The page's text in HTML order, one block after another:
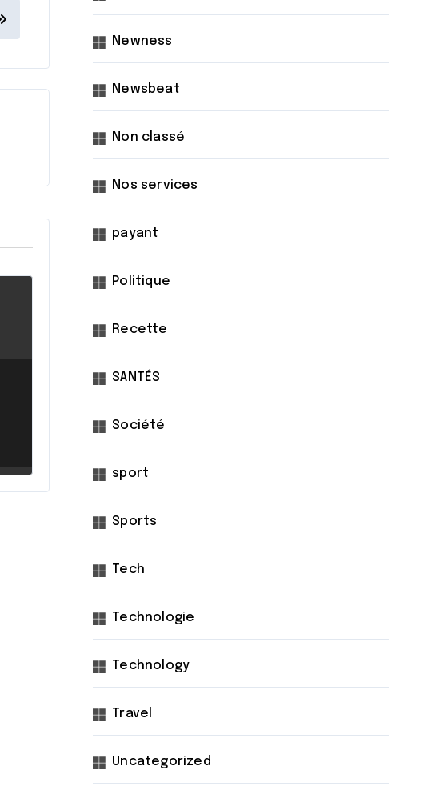
Newness
Newsbeat
Non classé
Nos services
payant
Politique
Recette
SANTÉS
Société
sport
Sports
Tech
Technologie
Technology
Travel
Uncategorized